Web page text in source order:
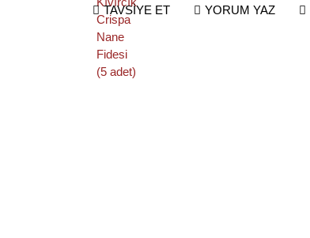
TAVSİYE ET YORUM YAZ